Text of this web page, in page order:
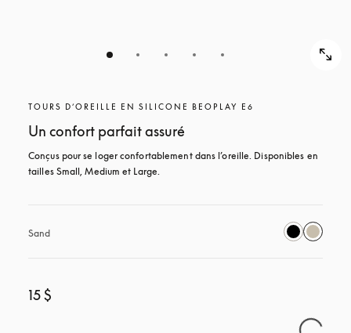
TOURS D’OREILLE EN SILICONE BEOPLAY E6
Un confort parfait assuré
Conçus pour se loger confortablement dans l’oreille. Disponibles en
tailles Small, Medium et Large.
Sand
15 $